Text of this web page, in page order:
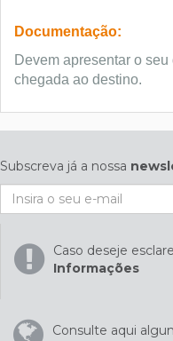
Documentação:
Devem apresentar o
chegada ao destino.
Subscreva já a nossa
Caso deseje
Informações
Consulte aqui